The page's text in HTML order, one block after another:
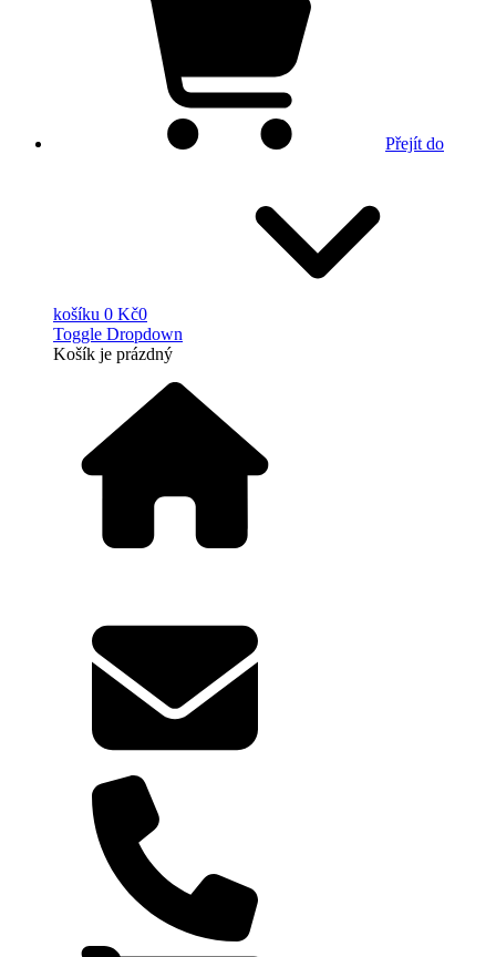
Přejít do
košíku 0 Kč0
Toggle Dropdown
Košík je prázdný